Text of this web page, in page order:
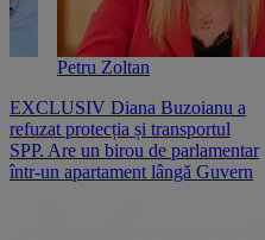
Petru Zoltan
EXCLUSIV Diana Buzoianu a
refuzat protecția și transportul
SPP. Are un birou de parlamentar
într-un apartament lângă Guvern